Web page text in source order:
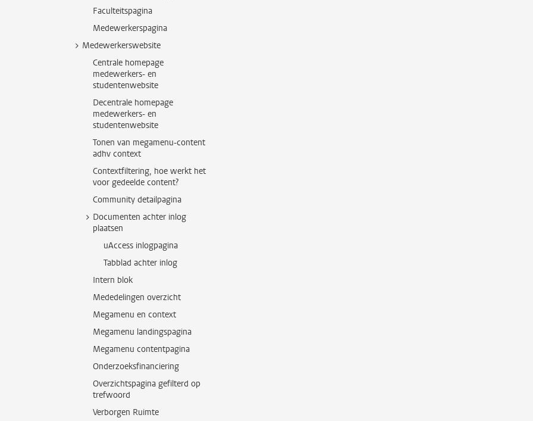
Faculteitspagina
Medewerkerspagina
Medewerkerswebsite
Centrale homepage
medewerkers- en
studentenwebsite
Decentrale homepage
medewerkers- en
studentenwebsite
Tonen van megamenu-content
adhv context
Contextfiltering, hoe werkt het
voor gedeelde content?
Community detailpagina
Documenten achter inlog
plaatsen
uAccess inlogpagina
Tabblad achter inlog
Intern blok
Mededelingen overzicht
Megamenu en context
Megamenu landingspagina
Megamenu contentpagina
Onderzoeksfinanciering
Overzichtspagina gefilterd op
trefwoord
Verborgen Ruimte